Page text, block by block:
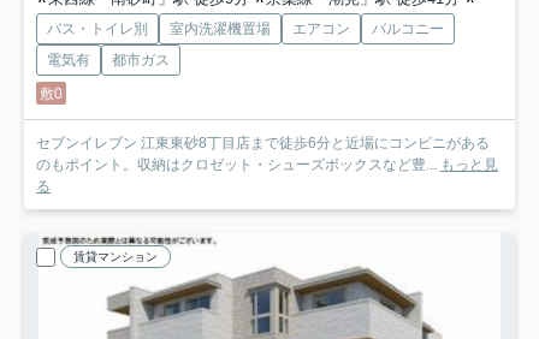
バス・トイレ別 室内洗濯機置場 エアコン
バルコニー
電気有
都市ガス
敷0
セブンイレブン 江東東砂8丁目店まで徒歩6分と近場にコンビニがある
のもポイント。収納はクロゼット・シューズボックスなど豊... もっと見
る
賃貸マンション